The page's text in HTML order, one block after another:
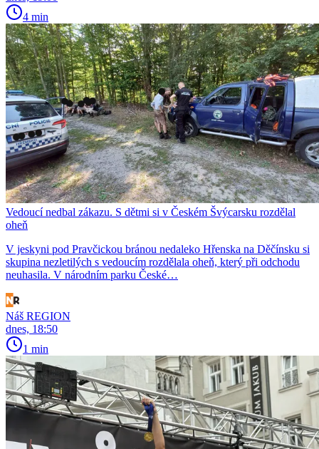
4 min
Vedoucí nedbal zákazu. S dětmi si v Českém Švýcarsku rozdělal
oheň
V jeskyni pod Pravčickou bránou nedaleko Hřenska na Děčínsku si
skupina nezletilých s vedoucím rozdělala oheň, který při odchodu
neuhasila. V národním parku České…
Náš REGION
dnes, 18:50
1 min